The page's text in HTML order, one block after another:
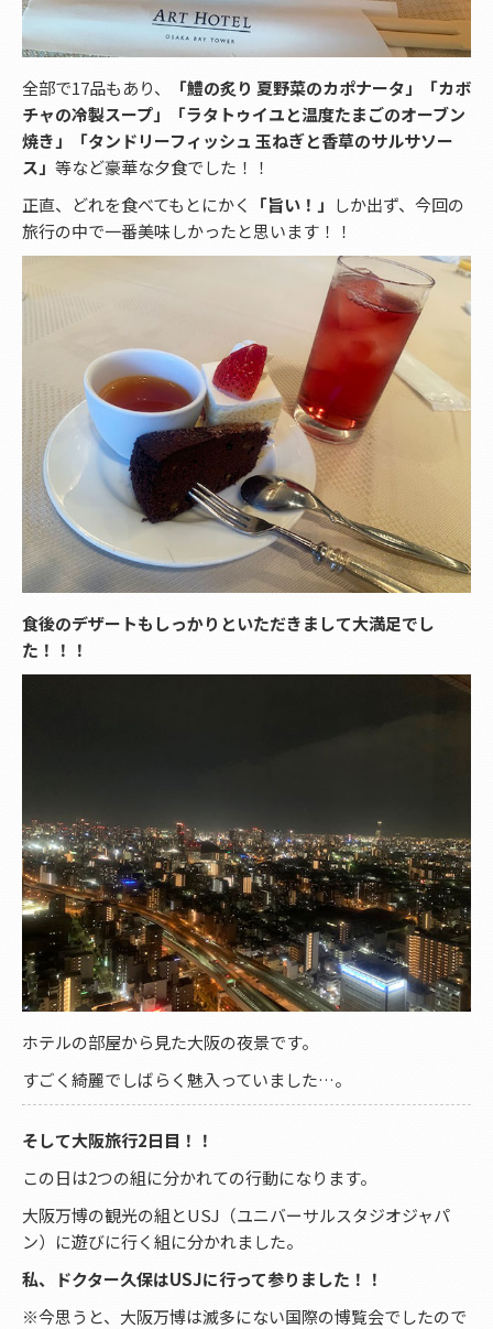
全部で17品もあり、
「鱧の炙り 夏野菜のカポナータ」「カボ
チャの冷製スープ」「ラタトゥイユと温度たまごのオーブン
焼き」「タンドリーフィッシュ 玉ねぎと香草のサルサソー
ス」 等など豪華な夕食でした！！
正直、どれを食べてもとにかく
「旨い！」 しか出ず、今回の
旅行の中で一番美味しかったと思います！！
食後のデザートもしっかりといただきまして大満足でし
た！！！
ホテルの部屋から見た大阪の夜景です。
すごく綺麗でしばらく魅入っていました…。
そして大阪旅行2日目！！
この日は2つの組に分かれての行動になります。
大阪万博の観光の組とUSJ（ユニバーサルスタジオジャパ
ン）に遊びに行く組に分かれました。
私、ドクター久保はUSJに行って参りました！！
※今思うと、大阪万博は滅多にない国際の博覧会でしたので